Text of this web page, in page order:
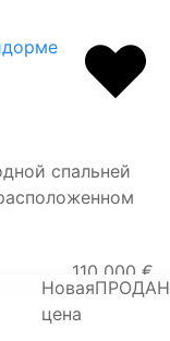
спальней
110 000 €
Новая
цена
ПРОДАН